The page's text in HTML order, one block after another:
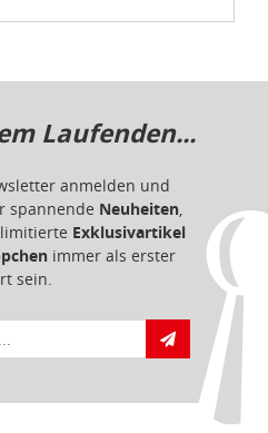
Laufenden...
anmelden und
spannende Neuheiten,
Exklusivartikel
immer als erster
sein.